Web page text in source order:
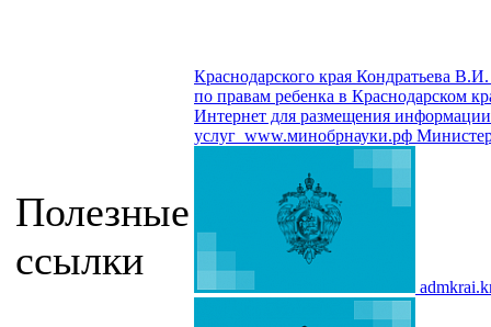
Полезные
ссылки
Краснодарского края Кондратьева В.И.
по правам ребенка в Краснодарском
Интернет для размещения информации
услуг www.минобрнауки.рф